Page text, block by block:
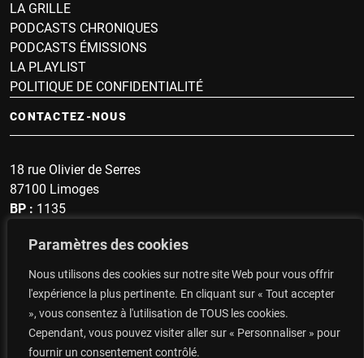
Paramètres des cookies
Nous utilisons des cookies sur notre site Web pour vous offrir
l'expérience la plus pertinente. En cliquant sur « Tout accepter
», vous consentez à l'utilisation de TOUS les cookies.
Cependant, vous pouvez visiter aller sur « Personnaliser » pour
fournir un consentement contrôlé.
LA GRILLE
PODCASTS CHRONIQUES
PODCASTS ÉMISSIONS
LA PLAYLIST
POLITIQUE DE CONFIDENTIALITÉ
CONTACTEZ-NOUS
18 rue Olivier de Serres
87100 Limoges
BP : 1135
secrétariat : 05 19 57 60 96
Top du Portugal : 06 14 48 93 47
CONTACTEZ-NOUS